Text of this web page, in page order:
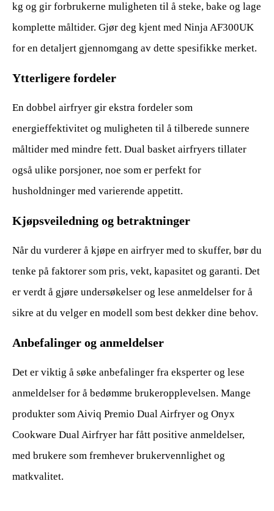
kg og gir forbrukerne muligheten til å steke, bake og lage
komplette måltider. Gjør deg kjent med Ninja AF300UK
for en detaljert gjennomgang av dette spesifikke merket.
Ytterligere fordeler
En dobbel airfryer gir ekstra fordeler som
energieffektivitet og muligheten til å tilberede sunnere
måltider med mindre fett. Dual basket airfryers tillater
også ulike porsjoner, noe som er perfekt for
husholdninger med varierende appetitt.
Kjøpsveiledning og betraktninger
Når du vurderer å kjøpe en airfryer med to skuffer, bør du
tenke på faktorer som pris, vekt, kapasitet og garanti. Det
er verdt å gjøre undersøkelser og lese anmeldelser for å
sikre at du velger en modell som best dekker dine behov.
Anbefalinger og anmeldelser
Det er viktig å søke anbefalinger fra eksperter og lese
anmeldelser for å bedømme brukeropplevelsen. Mange
produkter som Aiviq Premio Dual Airfryer og Onyx
Cookware Dual Airfryer har fått positive anmeldelser,
med brukere som fremhever brukervennlighet og
matkvalitet.